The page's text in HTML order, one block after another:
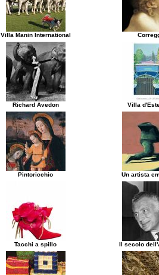
Villa Manin International
Richard Avedon Villa
Pintoricchio Un artista
Tacchi a spillo Il secolo